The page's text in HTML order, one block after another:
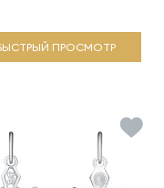
ПРОСМОТР